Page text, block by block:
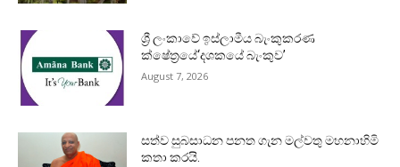
ශ්‍රී ලංකාවේ ඉස්ලාමීය බැංකුකරණ
ක්ෂේත්‍රයේ‘දශකයේ බැංකුව’
August 7, 2026
සත්ව සුබසාධන පනත ගැන මල්වතු මහනාහිමි
කතා කරයි.